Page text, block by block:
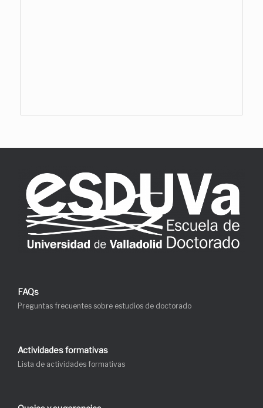
FAQs
Preguntas frecuentes sobre estudios de doctorado
Actividades formativas
Lista de actividades formativas